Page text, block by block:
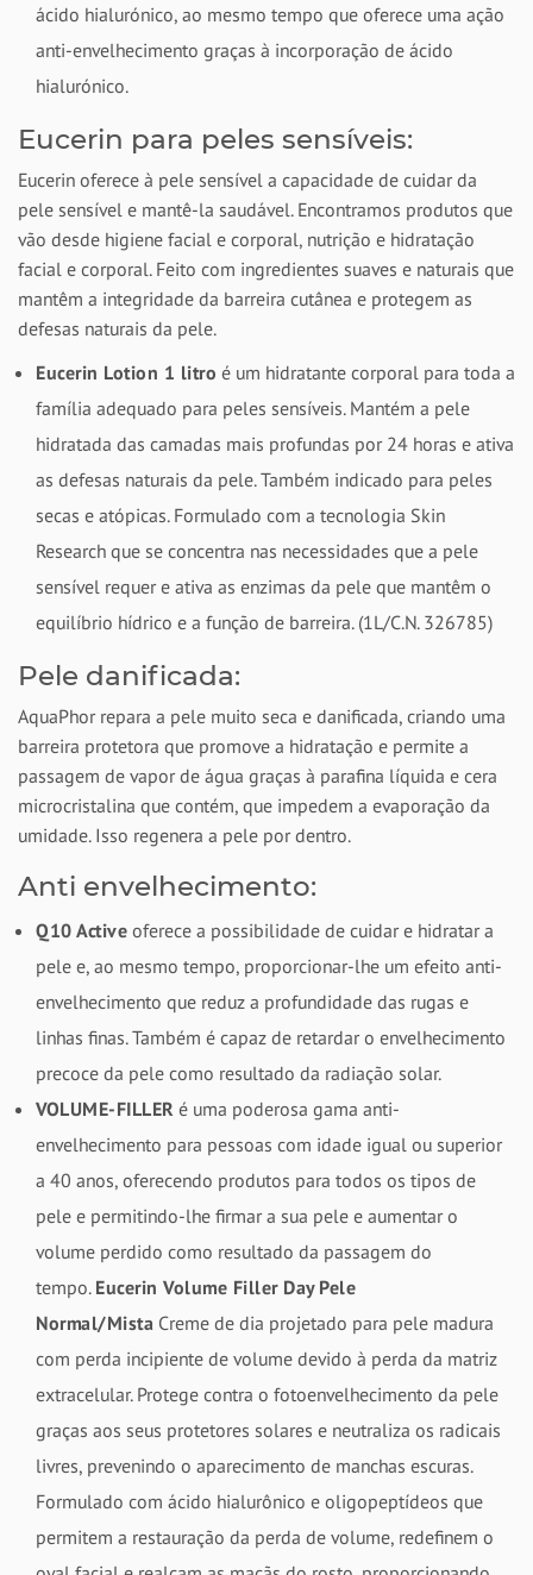
ácido hialurónico, ao mesmo tempo que oferece uma ação
anti-envelhecimento graças à incorporação de ácido
hialurónico.
Eucerin para peles sensíveis:
Eucerin oferece à pele sensível a capacidade de cuidar da
pele sensível e mantê-la saudável. Encontramos produtos que
vão desde higiene facial e corporal, nutrição e hidratação
facial e corporal. Feito com ingredientes suaves e naturais que
mantêm a integridade da barreira cutânea e protegem as
defesas naturais da pele.
Eucerin Lotion 1 litro é um hidratante corporal para toda a
família adequado para peles sensíveis. Mantém a pele
hidratada das camadas mais profundas por 24 horas e ativa
as defesas naturais da pele. Também indicado para peles
secas e atópicas. Formulado com a tecnologia Skin
Research que se concentra nas necessidades que a pele
sensível requer e ativa as enzimas da pele que mantêm o
equilíbrio hídrico e a função de barreira. (1L/C.N. 326785)
Pele danificada:
AquaPhor repara a pele muito seca e danificada, criando uma
barreira protetora que promove a hidratação e permite a
passagem de vapor de água graças à parafina líquida e cera
microcristalina que contém, que impedem a evaporação da
umidade. Isso regenera a pele por dentro.
Anti envelhecimento:
Q10 Active oferece a possibilidade de cuidar e hidratar a
pele e, ao mesmo tempo, proporcionar-lhe um efeito anti-
envelhecimento que reduz a profundidade das rugas e
linhas finas. Também é capaz de retardar o envelhecimento
precoce da pele como resultado da radiação solar.
VOLUME-FILLER é uma poderosa gama anti-
envelhecimento para pessoas com idade igual ou superior
a 40 anos, oferecendo produtos para todos os tipos de
pele e permitindo-lhe firmar a sua pele e aumentar o
volume perdido como resultado da passagem do
tempo. Eucerin Volume Filler Day Pele
Normal/Mista Creme de dia projetado para pele madura
com perda incipiente de volume devido à perda da matriz
extracelular. Protege contra o fotoenvelhecimento da pele
graças aos seus protetores solares e neutraliza os radicais
livres, prevenindo o aparecimento de manchas escuras.
Formulado com ácido hialurônico e oligopeptídeos que
permitem a restauração da perda de volume, redefinem o